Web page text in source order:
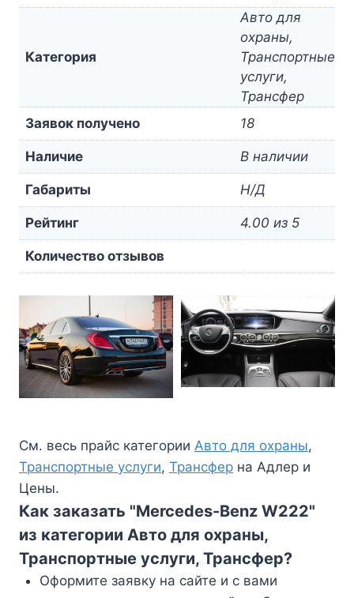
Категория
Авто для
охраны,
Транспортные
услуги,
Трансфер
Заявок получено
18
Наличие В наличии
Габариты Н/Д
Рейтинг 4.00 из 5
Количество отзывов
См. весь прайс категории Авто для охраны,
Транспортные услуги, Трансфер на Адлер и
Цены.
Как заказать "Mercedes-Benz W222"
из категории Авто для охраны,
Транспортные услуги, Трансфер?
Оформите заявку на сайте и с вами